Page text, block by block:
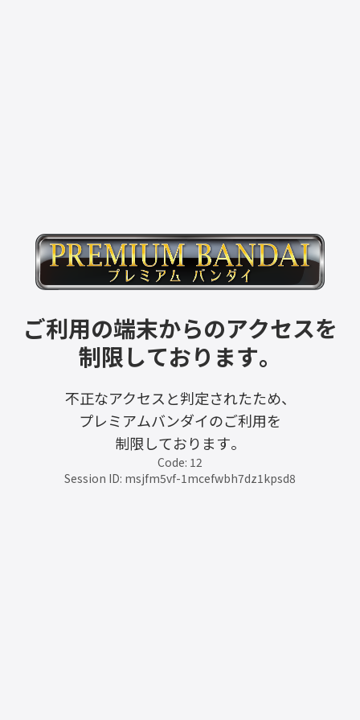
ご利用の端末からのアクセスを
制限しております。
不正なアクセスと判定されたため、
プレミアムバンダイのご利用を
制限しております。
Code: 12
Session ID: msjfm5vf-1mcefwbh7dz1kpsd8